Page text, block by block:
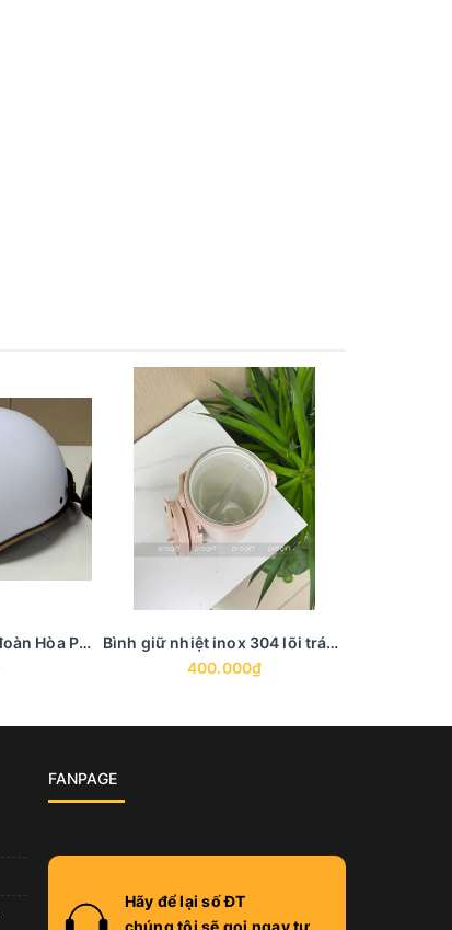
Mũ bảo hiểm - Tập đoàn Hòa Phát
Bình giữ nhiệt inox 304 lõi tráng men in khắc logo - BGN 21
400.000₫
FANPAGE
Hãy để lại số ĐT